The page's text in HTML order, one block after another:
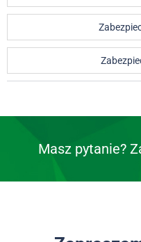
Masz pytanie?